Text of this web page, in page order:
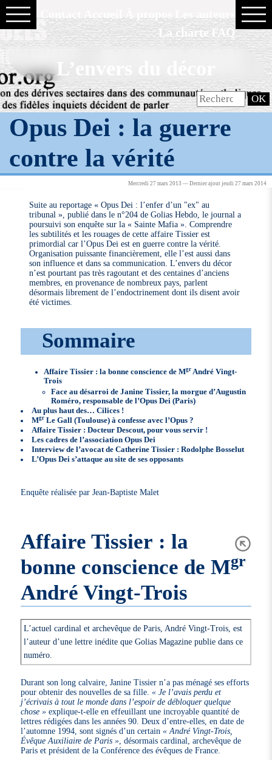
La charte FAQ
L’envers du décor
Opus Dei : la guerre
contre la vérité
Mercredi 27 mars 2013 — Dernier ajout jeudi 27 mars 2014
Suite au reportage « Opus Dei : l’enfer d’un "ex" au
tribunal », publié dans le n°204 de Golias Hebdo, le journal a
poursuivi son enquête sur la « Sainte Mafia ». Comprendre
les subtilités et les rouages de cette affaire Tissier est
primordial car l’Opus Dei est en guerre contre la vérité.
Organisation puissante financièrement, elle l’est aussi dans
son influence et dans sa communication. L’envers du décor
n’est pourtant pas très ragoutant et des centaines d’anciens
membres, en provenance de nombreux pays, parlent
désormais librement de l’endoctrinement dont ils disent avoir
été victimes.
Sommaire
Affaire Tissier : la bonne conscience de Mgr André Vingt-
Trois
Face au désarroi de Janine Tissier, la morgue d’Augustin
Roméro, responsable de l’Opus Dei (Paris)
Au plus haut des… Cilices !
MgrLe Gall (Toulouse) à confesse avec l’Opus ?
Affaire Tissier : Docteur Descout, pour vous servir !
Les cadres de l’association Opus Dei
Interview de l’avocat de Catherine Tissier : Rodolphe Bosselut
L’Opus Dei s’attaque au site de ses opposants
Enquête réalisée par Jean-Baptiste Malet
Affaire Tissier : la
bonne conscience de Mgr
André Vingt-Trois
L’actuel cardinal et archevêque de Paris, André Vingt-Trois, est
l’auteur d’une lettre inédite que Golias Magazine publie dans ce
numéro.
Durant son long calvaire, Janine Tissier n’a pas ménagé ses efforts
pour obtenir des nouvelles de sa fille.« Je l’avais perdu et
j’écrivais à tout le monde dans l’espoir de débloquer quelque
chose » explique-t-elle en effeuillant une incroyable quantité de
lettres rédigées dans les années 90. Deux d’entre-elles, en date de
l’automne 1994, sont signés d’un certain« André Vingt-Trois,
Évêque Auxiliaire de Paris » , désormais cardinal, archevêque de
Paris et président de la Conférence des évêques de France.